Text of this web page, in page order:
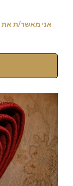
אני מאשר/ת את